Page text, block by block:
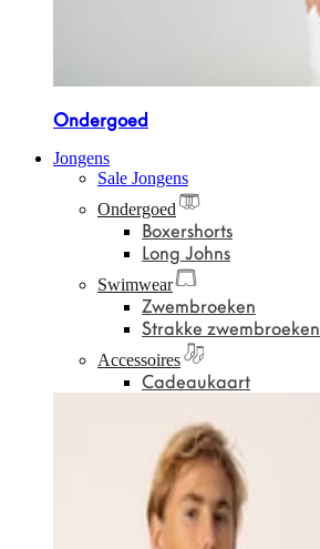
Ondergoed
Jongens
Sale Jongens
Ondergoed
Boxershorts
Long Johns
Swimwear
Zwembroeken
Strakke zwembroeken
Accessoires
Cadeaukaart